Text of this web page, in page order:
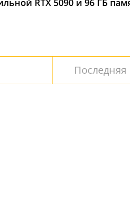
RTX 5090 и 96 ГБ
Последняя